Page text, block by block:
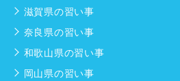
滋賀県の習い事
奈良県の習い事
和歌山県の習い事
岡山県の習い事